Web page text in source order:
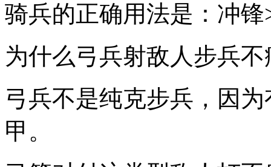
骑兵的正确用法是：冲
为什么弓兵射敌人步兵不
弓兵不是纯克步兵，因
甲。